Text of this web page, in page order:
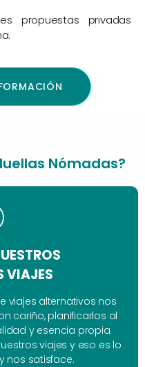
propuestas privadas
Nómadas?
VIAJES
viajes alternativos nos
cariño, planificarlos al
y esencia propia.
viajes y eso es lo
nos satisface.